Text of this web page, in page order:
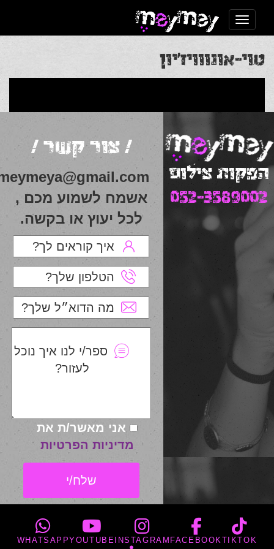
Toggle navigation
טוי-אונווויז’יון
navigation
הפקות צילום
052-3589002
/ צור קשר /
meymeya@gmail.com
אשמח לשמוע מכם ,
לכל יעוץ או בקשה.
איך קוראים לך?
הטלפון שלך?
מה הדוא״ל שלך?
ספר/י לנו איך נוכל
לעזור?
אני מאשר/ת את
מדיניות הפרטיות
WHATSAPPYOUTUBE INSTAGRAMFACEBOOKTIKTOK